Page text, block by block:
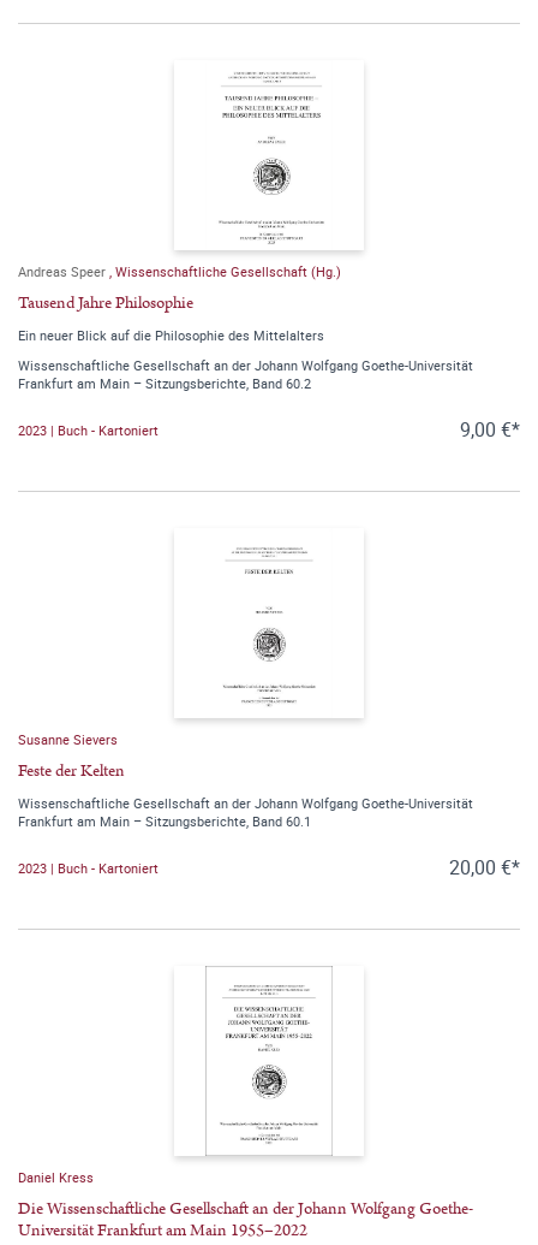
Andreas Speer , Wissenschaftliche Gesellschaft (Hg.)
Tausend Jahre Philosophie
Ein neuer Blick auf die Philosophie des Mittelalters
Wissenschaftliche Gesellschaft an der Johann Wolfgang Goethe-Universität
Frankfurt am Main – Sitzungsberichte, Band 60.2
2023 | Buch - Kartoniert 9,00 €*
Susanne Sievers
Feste der Kelten
Wissenschaftliche Gesellschaft an der Johann Wolfgang Goethe-Universität
Frankfurt am Main – Sitzungsberichte, Band 60.1
2023 | Buch - Kartoniert 20,00 €*
Daniel Kress
Die Wissenschaftliche Gesellschaft an der Johann Wolfgang Goethe-
Universität Frankfurt am Main 1955–2022